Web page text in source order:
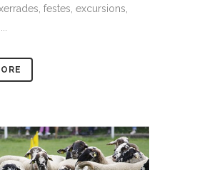
festes, excursions,